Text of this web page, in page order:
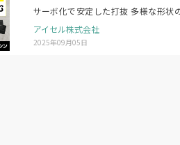
サーボ化で安定した打抜 多様な形状
アイセル株式会社
2025年09月05日